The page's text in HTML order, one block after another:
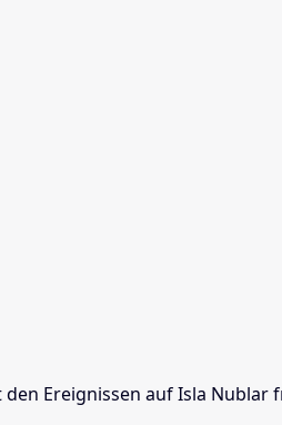
Ereignissen auf Isla